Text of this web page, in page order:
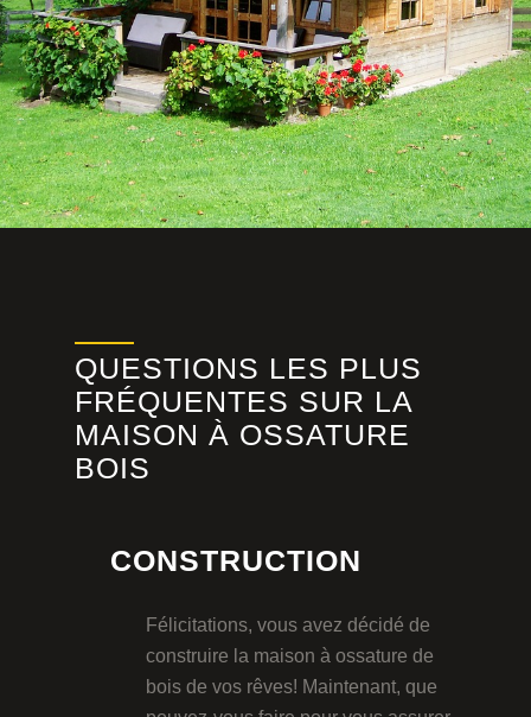
QUESTIONS LES PLUS
FRÉQUENTES SUR LA
MAISON À OSSATURE
BOIS
CONSTRUCTION
Félicitations, vous avez décidé de
construire la maison à ossature de
bois de vos rêves! Maintenant, que